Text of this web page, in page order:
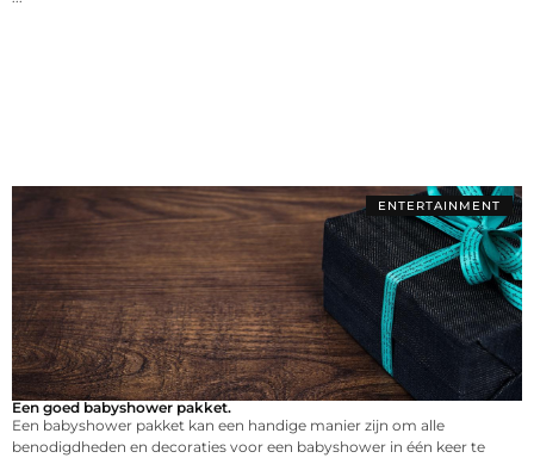
ENTERTAINMENT
Een goed babyshower pakket.
Een babyshower pakket kan een handige manier zijn om alle
benodigdheden en decoraties voor een babyshower in één keer te